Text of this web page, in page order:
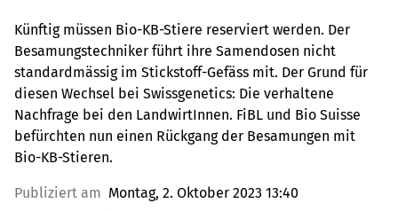
Künftig müssen Bio-KB-Stiere reserviert werden. Der
Besamungstechniker führt ihre Samendosen nicht
standardmässig im Stickstoff-Gefäss mit. Der Grund für
diesen Wechsel bei Swissgenetics: Die verhaltene
Nachfrage bei den LandwirtInnen. FiBL und Bio Suisse
befürchten nun einen Rückgang der Besamungen mit
Bio-KB-Stieren.
Publiziert am Montag, 2. Oktober 2023 13:40